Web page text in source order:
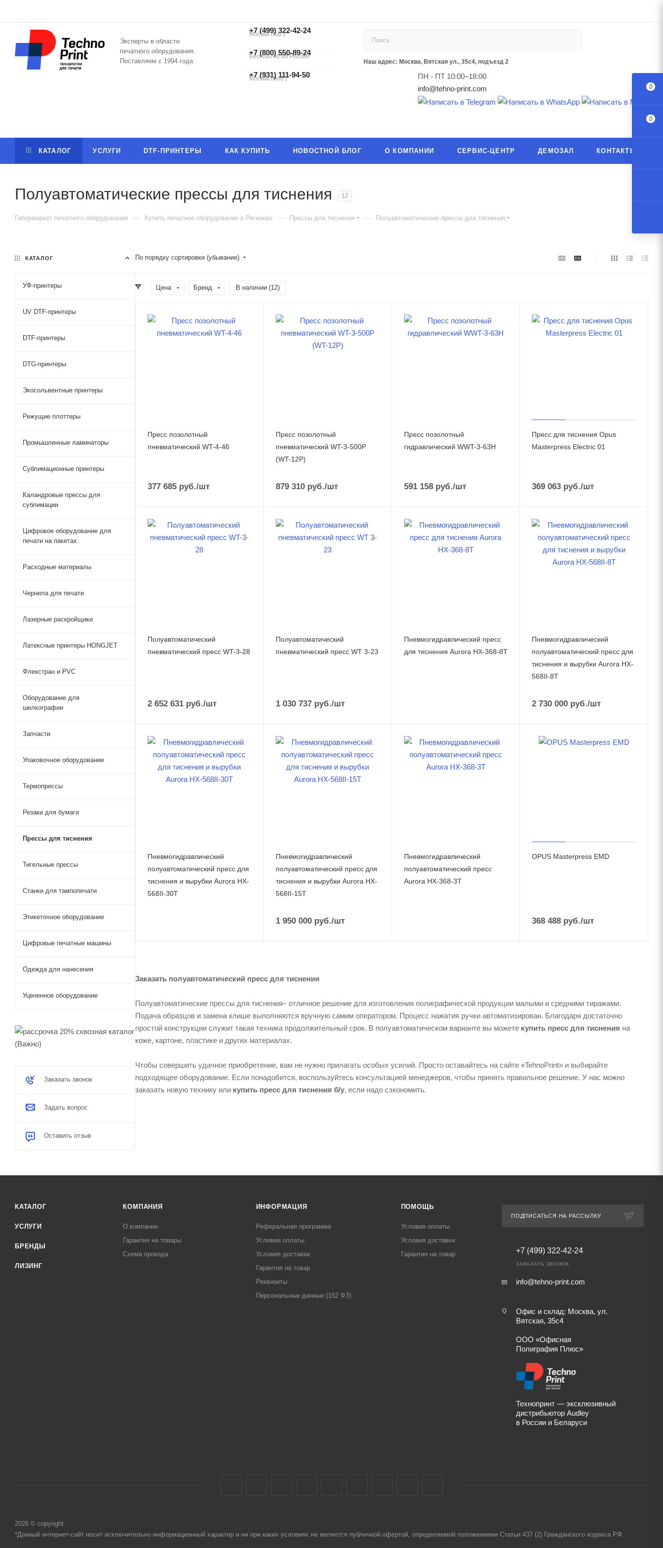
Эксперты в области
печатного оборудования.
Поставляем с 1994 года.
+7 (499) 322-42-24
Москва (гор.)
+7 (800) 550-89-24
Бесплатно по России
+7 (931) 111-94-50
Москва (моб.)
ЗАКАЗАТЬ ЗВОНОК
Наш адрес: Москва, Вятская ул., 35с4, подъезд 2
ПН - ПТ 10:00–18:00
info@tehno-print.com
КАТАЛОГ УСЛУГИ DTF-ПРИНТЕРЫ КАК КУПИТЬ НОВОСТНОЙ БЛОГ О КОМПАНИИ СЕРВИС-ЦЕНТР ДЕМОЗАЛ КОНТАКТЫ
Полуавтоматические прессы для тиснения 12
Гипермаркет печатного оборудования — Купить печатное оборудование в Регионах — Прессы для тиснения — Полуавтоматические прессы для тиснения
По порядку сортировки (убывание)
Цена Бренд В наличии (12)
Пресс позолотный
пневматический WT-4-46
377 685 руб./шт
Пресс позолотный
пневматический WT-3-500P
(WT-12P)
879 310руб./шт
Пресс позолотный
гидравлический WWT-3-63H
591 158руб./шт
Пресс для тиснения Opus
Masterpress Electric 01
369 063 руб./шт
Полуавтоматический
пневматический пресс WT-3-28
2 652 631 руб./шт
Полуавтоматический
пневматический пресс WT 3-23
1 030 737руб./шт
Пневмогидравлический пресс
для тиснения Aurora HX-368-8T
Пневмогидравлический
полуавтоматический пресс для
тиснения и вырубки Aurora HX-
568II-8T
2 730 000 руб./шт
Пневмогидравлический
полуавтоматический пресс для
тиснения и вырубки Aurora HX-
568II-30T
Пневмогидравлический
полуавтоматический пресс для
тиснения и вырубки Aurora HX-
568II-15T
1 950 000руб./шт
Пневмогидравлический
полуавтоматический пресс
Aurora HX-368-3T
OPUS Masterpress EMD
368 488 руб./шт
Заказать полуавтоматический пресс для тиснения
Полуавтоматические прессы для тиснения– отличное решение для изготовления полиграфической продукции малыми и средними тиражами.
Подача образцов и замена клише выполняются вручную самим оператором. Процесс нажатия ручки автоматизирован. Благодаря достаточно
простой конструкции служит такая техника продолжительный срок. В полуавтоматическом варианте вы можете купить пресс для тиснения на
коже, картоне, пластике и других материалах.
Чтобы совершить удачное приобретение, вам не нужно прилагать особых усилий. Просто оставайтесь на сайте «TehnoPrint» и выбирайте
подходящее оборудование. Если понадобится, воспользуйтесь консультацией менеджеров, чтобы принять правильное решение. У нас можно
заказать новую технику или купить пресс для тиснения б/у, если надо сэкономить.
КАТАЛОГ
УФ-принтеры
UV DTF-принтеры
DTF-принтеры
DTG-принтеры
Экосольвентные принтеры
Режущие плоттеры
Промышленные ламинаторы
Сублимационные принтеры
Каландровые прессы для
сублимации
Цифровое оборудование для
печати на пакетах
Расходные материалы
Чернила для печати
Лазерные раскройщики
Латексные принтеры HONGJET
Флекстран и PVC
Оборудование для
шелкографии
Запчасти
Упаковочное оборудование
Термопрессы
Резаки для бумаги
Прессы для тиснения
Тигельные прессы
Станки для тампопечати
Этикеточное оборудование
Цифровые печатные машины
Одежда для нанесения
Уцененное оборудование
Заказать звонок
Задать вопрос
Оставить отзыв
КАТАЛОГ
УСЛУГИ
БРЕНДЫ
ЛИЗИНГ
КОМПАНИЯ
О компании
Гарантия на товары
Схема проезда
ИНФОРМАЦИЯ
Реферальная программа
Условия оплаты
Условия доставки
Гарантия на товар
Реквизиты
Персональные данные (152 ФЗ)
ПОМОЩЬ
Условия оплаты
Условия доставки
Гарантия на товар
ПОДПИСАТЬСЯ НА РАССЫЛКУ
+7 (499) 322-42-24
ЗАКАЗАТЬ ЗВОНОК
info@tehno-print.com
Офис и склад: Москва, ул.
Вятская, 35с4
ООО «Офисная
Полиграфия Плюс»
Технопринт — эксклюзивный
дистрибьютор Audley
в России и Беларуси
2026 © copyright
*Данный интернет-сайт носит исключительно информационный характер и ни при каких условиях не является публичной офертой, определяемой положениями Статьи 437 (2) Гражданского кодекса РФ.
0
0